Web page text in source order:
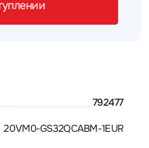
792477
20VM0-GS32QCABM-1EUR